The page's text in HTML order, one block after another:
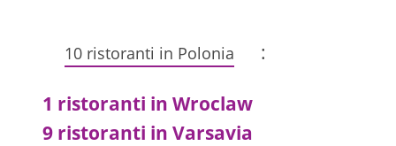
10 ristoranti in Polonia :
1 ristoranti in Wroclaw
9 ristoranti in Varsavia